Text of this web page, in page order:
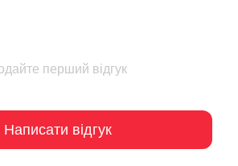
перший відгук
Написати відгук